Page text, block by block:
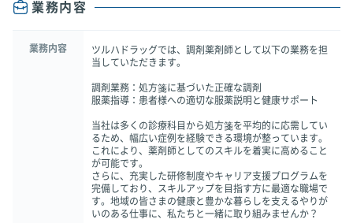
業務内容
業務内容
ツルハドラッグでは、調剤薬剤師として以下の業務を担
当していただきます。
調剤業務：処方箋に基づいた正確な調剤
服薬指導：患者様への適切な服薬説明と健康サポート
当社は多くの診療科目から処方箋を平均的に応需してい
るため、幅広い症例を経験できる環境が整っています。
これにより、薬剤師としてのスキルを着実に高めること
が可能です。
さらに、充実した研修制度やキャリア支援プログラムを
完備しており、スキルアップを目指す方に最適な職場で
す。地域の皆さまの健康と豊かな暮らしを支えるやりが
いのある仕事に、私たちと一緒に取り組みませんか？